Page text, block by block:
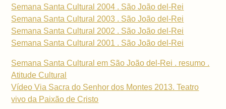
Semana Santa Cultural 2004 . São João del-Rei
Semana Santa Cultural 2003 . São João del-Rei
Semana Santa Cultural 2002 . São João del-Rei
Semana Santa Cultural 2001 . São João del-Rei
Semana Santa Cultural em São João del-Rei . resumo .
Atitude Cultural
Vídeo Via Sacra do Senhor dos Montes 2013. Teatro
vivo da Paixão de Cristo